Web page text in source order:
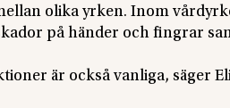
olika yrken. Inom
på händer och fingrar
är också vanliga, säger